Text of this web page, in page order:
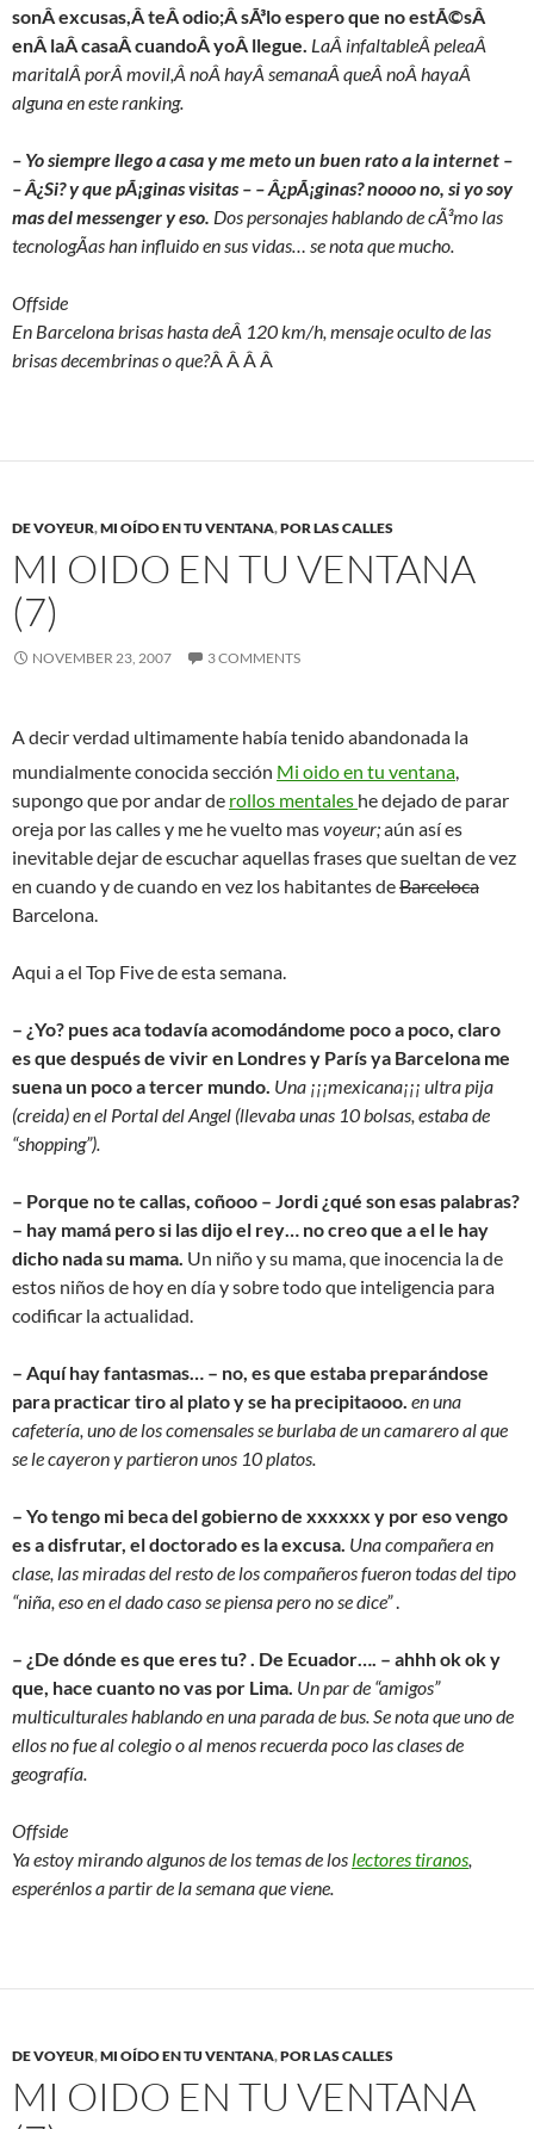
sonÂ excusas,Â teÂ odio;Â sÃ³lo espero que no estÃ©sÂ
enÂ laÂ casaÂ cuandoÂ yoÂ llegue. LaÂ infaltableÂ peleaÂ
maritalÂ porÂ movil,Â noÂ hayÂ semanaÂ queÂ noÂ hayaÂ
alguna en este ranking.
– Yo siempre llego a casa y me meto un buen rato a la internet –
– Â¿Si? y que pÃ¡ginas visitas – – Â¿pÃ¡ginas? noooo no, si yo soy
mas del messenger y eso. Dos personajes hablando de cÃ³mo las
tecnologÃ­as han influido en sus vidas… se nota que mucho.
Offside
En Barcelona brisas hasta deÂ 120 km/h, mensaje oculto de las
brisas decembrinas o que?Â Â Â Â
DE VOYEUR,MI OÍDO EN TU VENTANA,POR LAS CALLES
MI OIDO EN TU VENTANA
(7)
NOVEMBER 23, 2007 3 COMMENTS
A decir verdad ultimamente había tenido abandonada la
mundialmente conocida sección Mi oido en tu ventana,
supongo que por andar de rollos mentales he dejado de parar
oreja por las calles y me he vuelto masvoyeur;aún así es
inevitable dejar de escuchar aquellas frases que sueltan de vez
en cuando y de cuando en vez los habitantes deBarceloca
Barcelona.
Aqui a el Top Five de esta semana.
– ¿Yo? pues aca todavía acomodándome poco a poco, claro
es que después de vivir en Londres y París ya Barcelona me
suena un poco a tercer mundo. Una ¡¡¡mexicana¡¡¡ ultra pija
(creida) en el Portal del Angel (llevaba unas 10 bolsas, estaba de
“shopping”).
– Porque no te callas, coñooo – Jordi ¿qué son esas palabras?
– hay mamá pero si las dijo el rey… no creo que a el le hay
dicho nada su mama. Un niño y su mama, que inocencia la de
estos niños de hoy en día y sobre todo que inteligencia para
codificar la actualidad.
– Aquí hay fantasmas… – no, es que estaba preparándose
para practicar tiro al plato y se ha precipitaooo. en una
cafetería, uno de los comensales se burlaba de un camarero al que
se le cayeron y partieron unos 10 platos.
– Yo tengo mi beca del gobierno de xxxxxx y por eso vengo
es a disfrutar, el doctorado es la excusa. Una compañera en
clase, las miradas del resto de los compañeros fueron todas del tipo
“niña, eso en el dado caso se piensa pero no se dice”.
– ¿De dónde es que eres tu? . De Ecuador…. – ahhh ok ok y
que, hace cuanto no vas por Lima. Un par de “amigos”
multiculturales hablando en una parada de bus. Se nota que uno de
ellos no fue al colegio o al menos recuerda poco las clases de
geografía.
Offside
Ya estoy mirando algunos de los temas de loslectores tiranos,
esperénlos a partir de la semana que viene.
DE VOYEUR,MI OÍDO EN TU VENTANA,POR LAS CALLES
MI OIDO EN TU VENTANA